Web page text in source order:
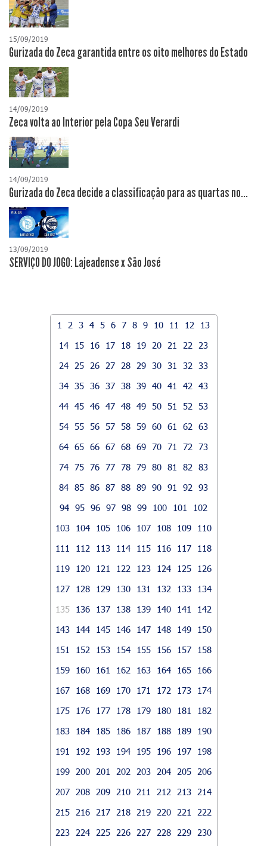
15/09/2019
Gurizada do Zeca garantida entre os oito melhores do Estado
14/09/2019
Zeca volta ao Interior pela Copa Seu Verardi
14/09/2019
Gurizada do Zeca decide a classificação para as quartas no...
13/09/2019
SERVIÇO DO JOGO: Lajeadense x São José
1 2 3 4 5 6 7 8 9 10 11 12
13
14
15 16 17 18 19 20 21 22
23
24
25 26 27 28 29 30 31 32
33
34 35 36 37 38 39 40 41 42
43
44 45 46 47 48 49 50 51 52
53
54 55 56 57 58 59 60 61 62
63
64 65 66 67 68 69 70 71 72
73
74 75 76 77 78 79 80 81 82
83
84 85 86 87 88 89 90 91 92
93
94 95 96 97 98 99 100 101
102
103
104 105 106 107 108 109
110
111
112 113 114 115 116 117
118
119
120 121 122 123 124 125
126
127
128 129 130 131 132 133
134
135
136 137 138 139 140 141
142
143
144 145 146 147 148 149
150
151
152 153 154 155 156 157
158
159
160 161 162 163 164 165
166
167
168 169 170 171 172 173
174
175
176 177 178 179 180 181
182
183
184 185 186 187 188 189
190
191
192 193 194 195 196 197
198
199
200 201 202 203 204 205
206
207
208 209 210 211 212 213
214
215
216 217 218 219 220 221
222
223
224 225 226 227 228 229
230